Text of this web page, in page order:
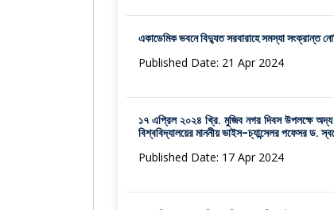
একাডেমিক ভবনে বিদ্যুত সরবারাহে সমস্যা সংক্রান্ত
Published Date: 21 Apr 2024
১৭ এপ্রিল ২০২৪ খ্রি. মুজিব নগর দিবস উপলক্ষে অদ্য
বিশ্ববিদ্যালয়ের মাননীয় ভাইস-চ্যান্সেলর পফেসর ড.
Published Date: 17 Apr 2024